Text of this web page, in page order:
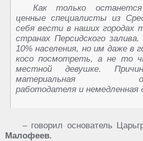
Как только
ценные специалисты из
себя вести в наших городах
странах Персидского
10% населения, но им даже в
косо посмотреть, а не то
местной девушке.
материальная
работодателя и немедленная
– говорил основатель
Малофеев.